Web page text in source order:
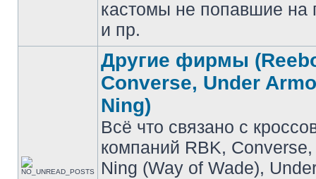
кастомы не попавшие на
и пр.
Другие фирмы
Converse, Under
Ning)
Всё что связано с
компаний RBK,
Ning (Way of Wade),